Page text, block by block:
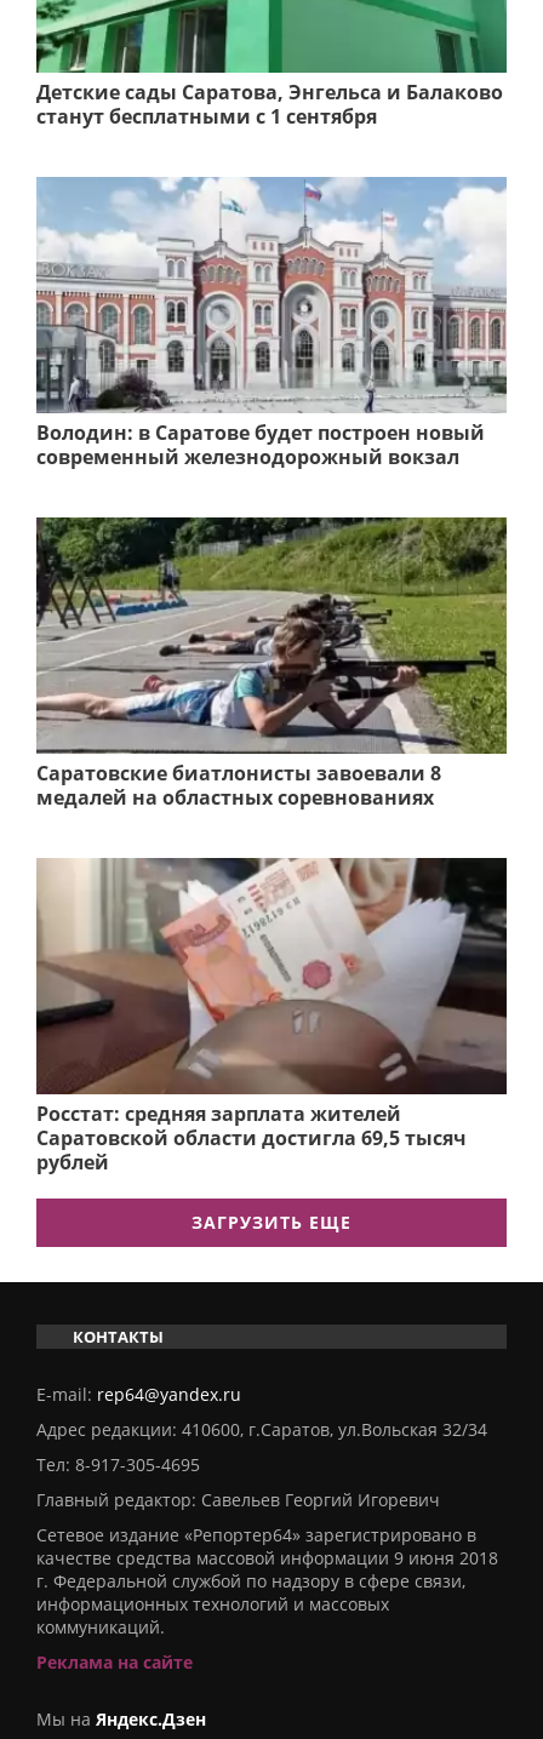
Детские сады Саратова, Энгельса и Балаково
станут бесплатными с 1 сентября
Володин: в Саратове будет построен новый
современный железнодорожный вокзал
Саратовские биатлонисты завоевали 8
медалей на областных соревнованиях
Росстат: средняя зарплата жителей
Саратовской области достигла 69,5 тысяч
рублей
ЗАГРУЗИТЬ ЕЩЕ
КОНТАКТЫ
E-mail: rep64@yandex.ru
Адрес редакции: 410600, г.Саратов, ул.Вольская 32/34
Тел: 8-917-305-4695
Главный редактор: Савельев Георгий Игоревич
Сетевое издание «Репортер64» зарегистрировано в
качестве средства массовой информации 9 июня 2018
г. Федеральной службой по надзору в сфере связи,
информационных технологий и массовых
коммуникаций.
Реклама на сайте
Мы на Яндекс.Дзен